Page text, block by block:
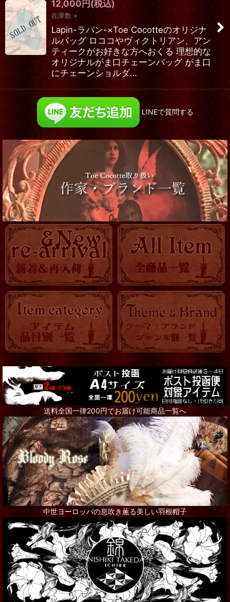
12,000 円 (税込)
在庫数 ×
Lapin-ラパン-×Toe Cocotteのオリジナ
ルバッグ ロココやヴィクトリアン、アン
ティークがお好きな方へおくる 理想的な
オリジナルがま口チェーンバッグ がま口
にチェーンショルダ…
LINEで質問する
送料全国一律200円でお届け可能商品一覧へ
中世ヨーロッパの息吹き薫る美しい羽根帽子